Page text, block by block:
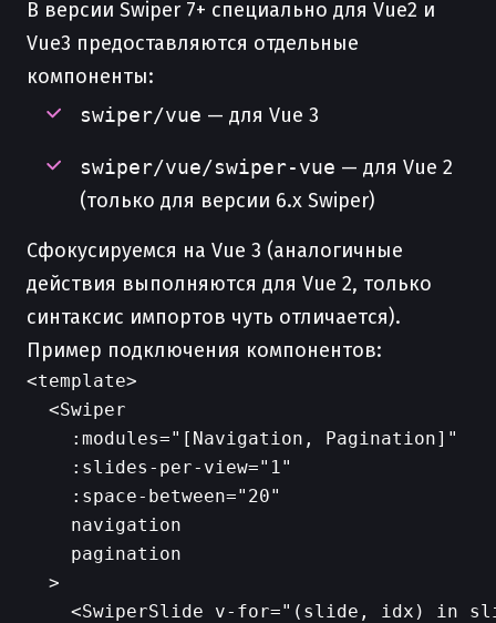
В версии Swiper 7+ специально для Vue2 и
Vue3 предоставляются отдельные
компоненты:
swiper/vue — для Vue 3
swiper/vue/swiper-vue — для Vue 2
(только для версии 6.x Swiper)
Сфокусируемся на Vue 3 (аналогичные
действия выполняются для Vue 2, только
синтаксис импортов чуть отличается).
Пример подключения компонентов:
<template>
  <Swiper
    :modules="[Navigation, Pagination]"
    :slides-per-view="1"
    :space-between="20"
    navigation
    pagination
  >
<SwiperSlide v-for="(slide, idx) in